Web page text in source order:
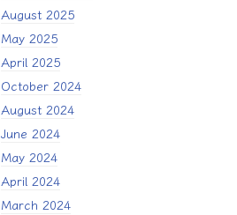
August 2025
May 2025
April 2025
October 2024
August 2024
June 2024
May 2024
April 2024
March 2024